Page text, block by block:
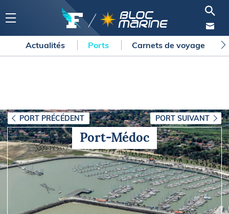
Actualités Ports Carnets de voyage
PORT PRÉCÉDENT PORT SUIVANT
Port-Médoc